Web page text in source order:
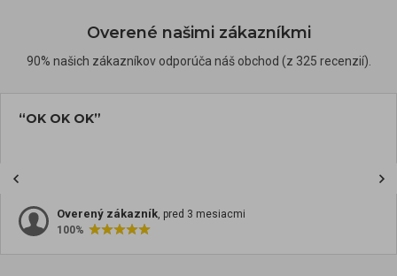
Overené našimi zákazníkmi
90% našich zákazníkov odporúča náš obchod (z 325 recenzií).
“OK OK OK”
Overený zákazník, pred 3 mesiacmi
100%